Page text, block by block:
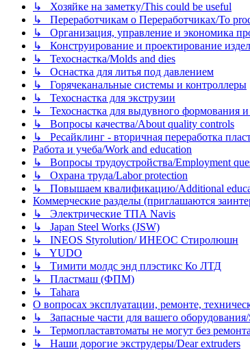
↳ Хозяйке на заметку/This could be useful
↳ Переработчикам о Переработчиках/To
↳ Организация, управление и экономика
↳ Конструирование и проектирование
↳ Техоснастка/Molds and dies
↳ Оснастка для литья под давлением
↳ Горячеканальные системы и контроллеры
↳ Техоснастка для экструзии
↳ Техоснастка для выдувного формования
↳ Вопросы качества/About quality controls
↳ Ресайклинг - вторичная переработка
Работа и учеба/Work and education
↳ Вопросы трудоустройства/Employment
↳ Охрана труда/Labor protection
↳ Повышаем квалификацию/Additional
Коммерческие разделы (приглашаются
↳ Электрические ТПА Navis
↳ Japan Steel Works (JSW)
↳ INEOS Styrolution/ ИНЕОС Стиролюшн
↳ YUDO
↳ Тимити молдс энд плэстикс Ко ЛТД
↳ Пластмаш (ФПМ)
↳ Tahara
О вопросах эксплуатации, ремонте,
↳ Запасные части для вашего
↳ Термопластавтоматы не могут без
↳ Наши дорогие экструдеры/Dear extruders